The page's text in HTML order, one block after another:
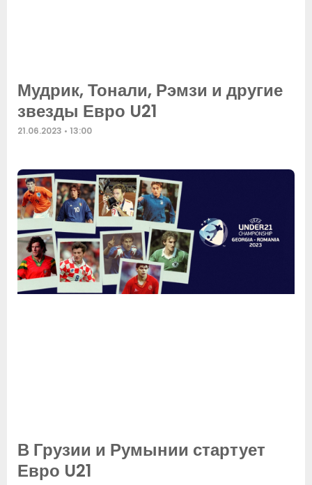
Мудрик, Тонали, Рэмзи и другие
звезды Евро U21
21.06.2023 13:00
В Грузии и Румынии стартует
Евро U21